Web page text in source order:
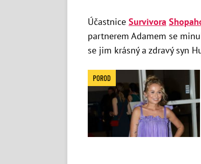
Účastnice Survivora
partnerem Adamem se
se jim krásný a zdravý syn
POROD